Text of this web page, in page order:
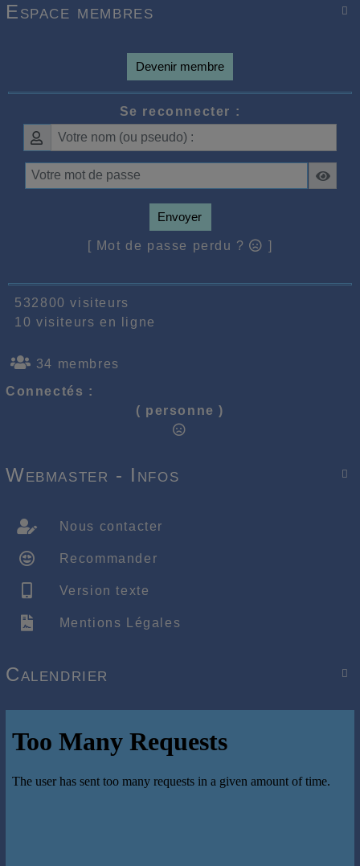

Espace membres
Devenir membre
Se reconnecter :
Envoyer
[ Mot de passe perdu ? ]
532800 visiteurs
10 visiteurs en ligne
34 membres
Connectés :
( personne )

Webmaster - Infos
Nous contacter
Recommander
Version texte
Mentions Légales

Calendrier